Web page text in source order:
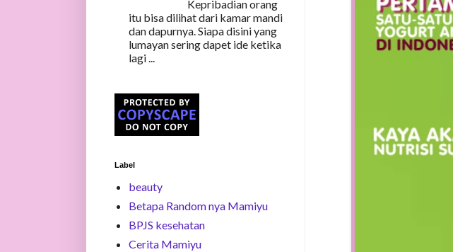
Kepribadian orang
itu bisa dilihat dari kamar mandi
dan dapurnya. Siapa disini yang
lumayan sering dapet ide ketika
lagi ...
Label
beauty
Betapa Random nya Mamiyu
BPJS kesehatan
Cerita Mamiyu